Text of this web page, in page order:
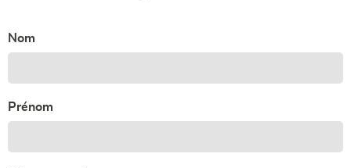
Nom
Prénom